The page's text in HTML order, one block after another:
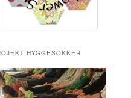
HYGGESOKKER